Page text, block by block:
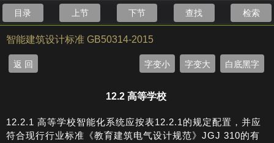
目录 上节 下节 查找 检索
智能建筑设计标准 GB50314-2015
返 回 字变小 字变大 白底黑字
12.2 高等学校
12.2.1 高等学校智能化系统应按表12.2.1的规定配置，并应
符合现行行业标准《教育建筑电气设计规范》JGJ 310的有